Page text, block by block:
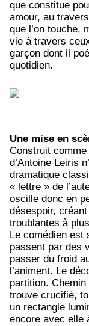
que constitue
amour, au
que l’on touche,
vie à travers
garçon dont il
quotidien.
Une mise en
Construit
d’Antoine Leiris
dramatique
« lettre » de
oscille donc en
désespoir,
troublantes à
Le comédien est
passent par des
passer du froid
l’animent. Le
partition.
trouve crucifié,
un rectangle
encore avec elle